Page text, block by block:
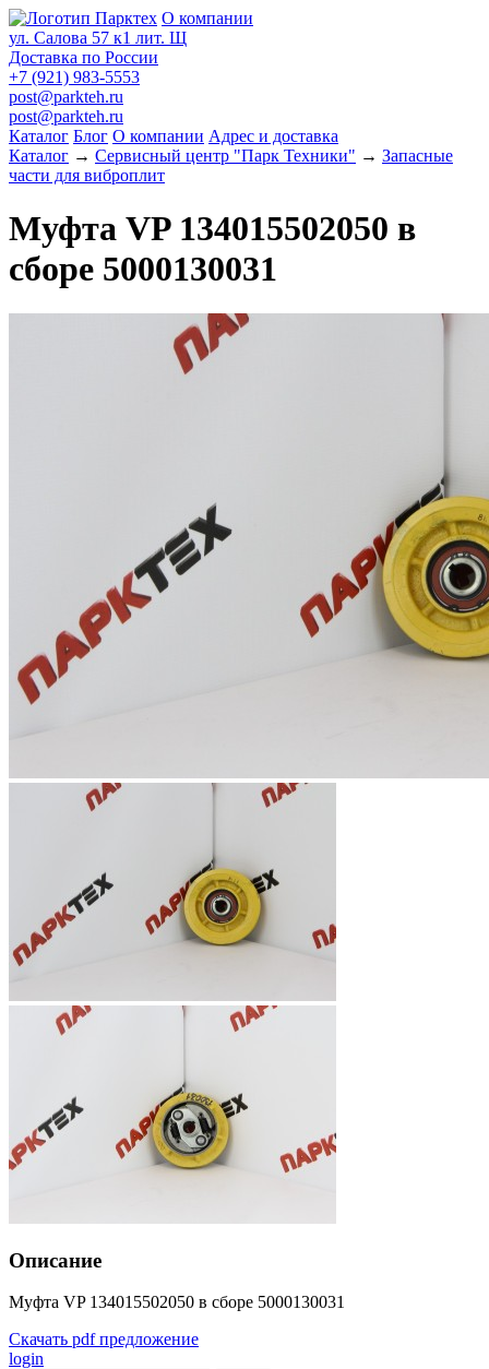
О компании
ул. Салова 57 к1 лит. Щ
Доставка по России
+7 (921) 983-5553
post@parkteh.ru
post@parkteh.ru
Каталог Блог О компании Адрес и доставка
Каталог → Сервисный центр "Парк Техники" → Запасные
части для виброплит
Муфта VP 134015502050 в
сборе 5000130031
Описание
Муфта VP 134015502050 в сборе 5000130031
Скачать pdf предложение
login